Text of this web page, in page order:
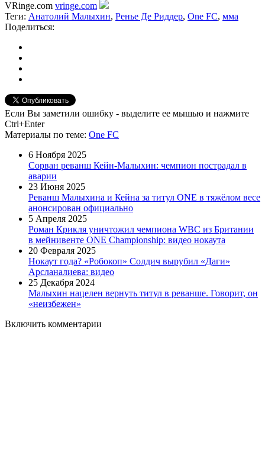
VRinge.com vringe.com
Теги: Анатолий Малыхин, Ренье Де Риддер, One FC, мма
Поделиться:
Если Вы заметили ошибку - выделите ее мышью и нажмите
Ctrl+Enter
Материалы по теме: One FC
6 Ноября 2025
Сорван реванш Кейн-Малыхин: чемпион пострадал в
аварии
23 Июня 2025
Реванш Малыхина и Кейна за титул ONE в тяжёлом весе
анонсирован официально
5 Апреля 2025
Роман Крикля уничтожил чемпиона WBC из Британии
в мейнивенте ONE Championship: видео нокаута
20 Февраля 2025
Нокаут года? «Робокоп» Солдич вырубил «Даги»
Арсланалиева: видео
25 Декабря 2024
Малыхин нацелен вернуть титул в реванше. Говорит, он
«неизбежен»
Включить комментарии